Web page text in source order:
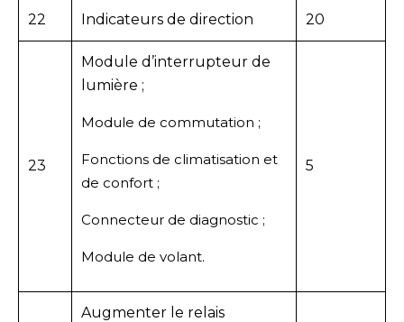
22 Indicateurs de direction 20
23
Module d’interrupteur de
lumière ;
Module de commutation ;
Fonctions de climatisation et
de confort ;
Connecteur de diagnostic ;
Module de volant.
5
Augmenter le relais